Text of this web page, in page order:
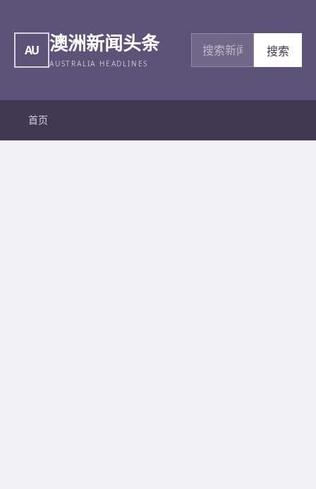
AU 澳洲新闻头条
AUSTRALIA HEADLINES
搜索新闻
搜索
首页